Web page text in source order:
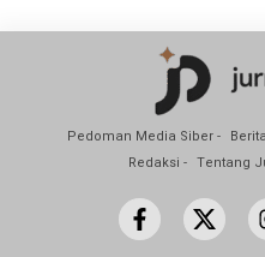
Pedoman Media Siber
Redaksi
Tentang